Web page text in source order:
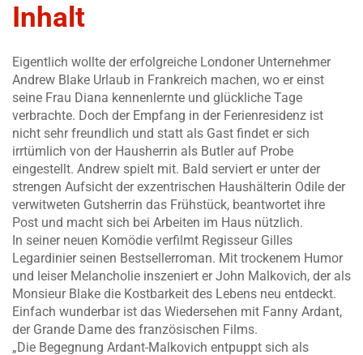
Inhalt
Eigentlich wollte der erfolgreiche Londoner Unternehmer
Andrew Blake Urlaub in Frankreich machen, wo er einst
seine Frau Diana kennenlernte und glückliche Tage
verbrachte. Doch der Empfang in der Ferienresidenz ist
nicht sehr freundlich und statt als Gast findet er sich
irrtümlich von der Hausherrin als Butler auf Probe
eingestellt. Andrew spielt mit. Bald serviert er unter der
strengen Aufsicht der exzentrischen Haushälterin Odile der
verwitweten Gutsherrin das Frühstück, beantwortet ihre
Post und macht sich bei Arbeiten im Haus nützlich.
In seiner neuen Komödie verfilmt Regisseur Gilles
Legardinier seinen Bestsellerroman. Mit trockenem Humor
und leiser Melancholie inszeniert er John Malkovich, der als
Monsieur Blake die Kostbarkeit des Lebens neu entdeckt.
Einfach wunderbar ist das Wiedersehen mit Fanny Ardant,
der Grande Dame des französischen Films.
„Die Begegnung Ardant-Malkovich entpuppt sich als